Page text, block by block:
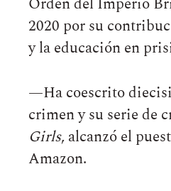
2020 por su
y la educación en
—Ha coescrito
crimen y su serie de
Girls, alcanzó el
Amazon.